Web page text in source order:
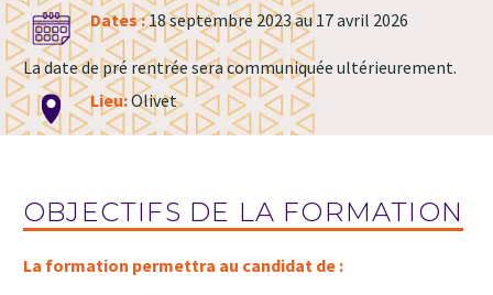
Dates :18 septembre 2023 au 17 avril 2026
La date de pré rentrée sera communiquée ultérieurement.
Lieu:Olivet
OBJECTIFS DE LA FORMATION
La formation permettra au candidat de :